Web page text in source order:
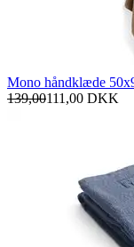
Mono håndklæde
139,00111,00 DKK